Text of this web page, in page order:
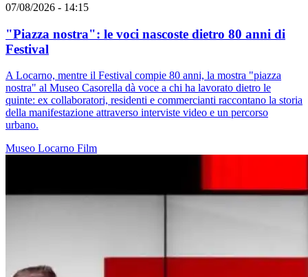
07/08/2026 - 14:15
"Piazza nostra": le voci nascoste dietro 80 anni di
Festival
A Locarno, mentre il Festival compie 80 anni, la mostra "piazza
nostra" al Museo Casorella dà voce a chi ha lavorato dietro le
quinte: ex collaboratori, residenti e commercianti raccontano la storia
della manifestazione attraverso interviste video e un percorso
urbano.
Museo Locarno Film